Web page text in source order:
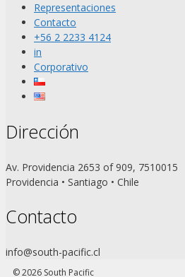
Representaciones
Contacto
+56 2 2233 4124
in
Corporativo
Dirección
Av. Providencia 2653 of 909, 7510015
Providencia • Santiago • Chile
Contacto
info@south-pacific.cl
© 2026 South Pacific